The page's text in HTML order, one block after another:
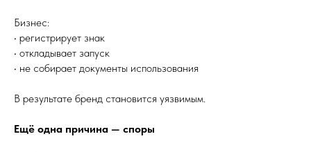
Бизнес:
• регистрирует знак
• откладывает запуск
• не собирает документы использования
В результате бренд становится уязвимым.
Ещё одна причина — споры